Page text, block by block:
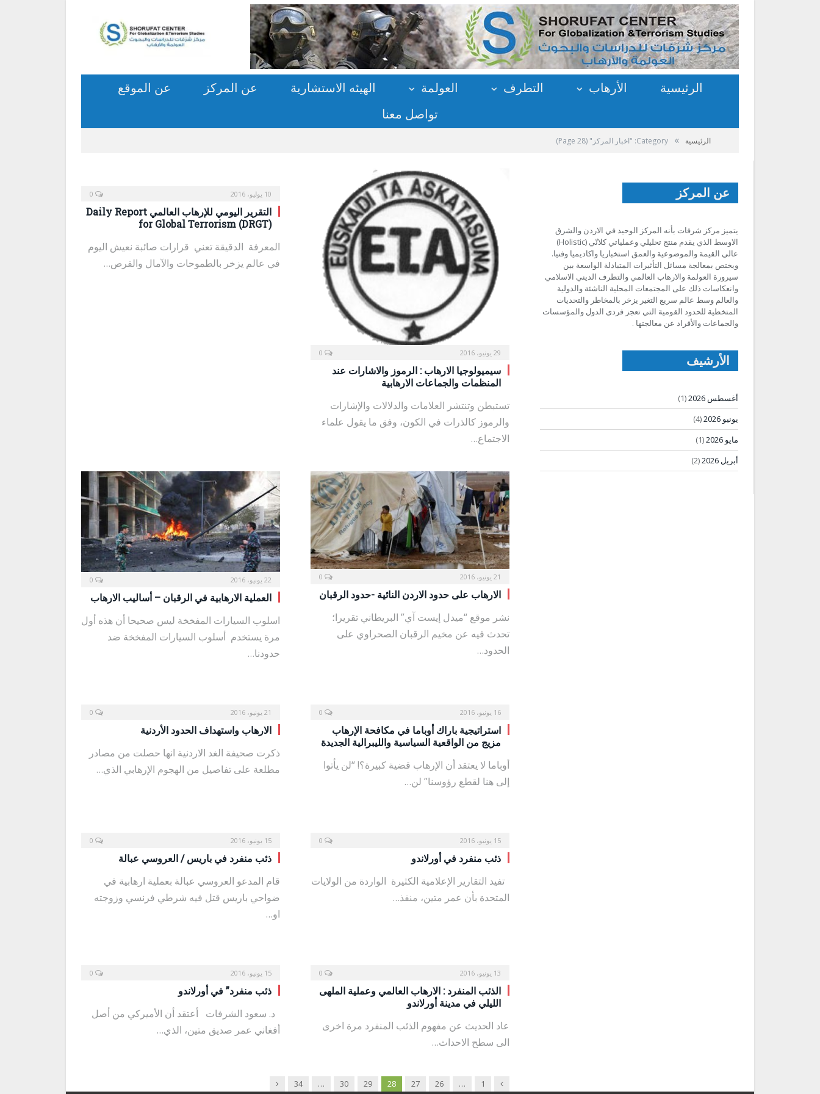
الرئيسية الأرهاب التطرف العولمة الهيئه الاستشارية عن المركز
عن الموقع
تواصل معنا
الرئيسية » Category: "اخبار المركز" (Page 28)
10 يوليو، 2016
التقرير اليومي للإرهاب العالمي Daily Report
for Global Terrorism (DRGT)
المعرفة الدقيقة تعني قرارات صائبة نعيش اليوم
في عالم يزخر بالطموحات والآمال والفرص…
29 يونيو، 2016
سيميولوجيا الارهاب : الرموز والاشارات عند
المنظمات والجماعات الارهابية
تستبطن وتنتشر العلامات والدلالات والإشارات
والرموز كالذرات في الكون، وفق ما يقول علماء
الاجتماع…
22 يونيو، 2016
العملية الارهابية في الرقبان – أساليب الارهاب
اسلوب السيارات المفخخة ليس صحيحا أن هذه أول
مرة يستخدم أسلوب السيارات المفخخة ضد
حدودنا…
21 يونيو، 2016
الارهاب على حدود الاردن النائية -حدود الرقبان
نشر موقع “ميدل إيست آي” البريطاني تقريرا؛
تحدث فيه عن مخيم الرقبان الصحراوي على
الحدود…
21 يونيو، 2016
الارهاب واستهداف الحدود الأردنية
ذكرت صحيفة الغد الاردنية انها حصلت من مصادر
مطلعة على تفاصيل من الهجوم الإرهابي الذي…
16 يونيو، 2016
استراتيجية باراك أوباما في مكافحة الإرهاب
مزيج من الواقعية السياسية والليبرالية الجديدة
أوباما لا يعتقد أن الإرهاب قضية كبيرة؟! “لن يأتوا
إلى هنا لقطع رؤوسنا” لن…
15 يونيو، 2016
ذئب منفرد في باريس / العروسي عبالة
قام المدعو العروسي عبالة بعملية ارهابية في
ضواحي باريس قتل فيه شرطي فرنسي وزوجته
او…
15 يونيو، 2016
ذئب منفرد في أورلاندو
تفيد التقارير الإعلامية الكثيرة الواردة من الولايات
المتحدة بأن عمر متين، منفذ…
15 يونيو، 2016
ذئب منفرد” في أورلاندو
د. سعود الشرفات أعتقد أن الأميركي من أصل
أفغاني عمر صديق متين، الذي…
13 يونيو، 2016
الذئب المنفرد : الارهاب العالمي وعملية الملهى
الليلي في مدينة أورلاندو
عاد الحديث عن مفهوم الذئب المنفرد مرة اخرى
الى سطح الاحداث…
Previous
1
…
26
27
28
29
30
…
34
Next
عن المركز
يتميز مركز شرفات بأنه المركز الوحيد في الاردن والشرق
الاوسط الذي يقدم منتج تحليلي وعملياتي كلانّي (Holistic)
عالي القيمة والموضوعية والعمق استخباريا واكاديميا وفنيا.
ويختص بمعالجة مسائل التأثيرات المتبادلة الواسعة بين
سيرورة العولمة والارهاب العالمي والتطرف الديني الاسلامي
وانعكاسات ذلك على المجتمعات المحلية الناشئة والدولية
والعالم وسط عالم سريع التغير يزخر بالمخاطر والتحديات
المتخطية للحدود القومية التي تعجز فردى الدول والمؤسسات
والجماعات والأفراد عن معالجتها .
الأرشيف
أغسطس 2026
(1)
يونيو 2026
(4)
مايو 2026
(1)
أبريل 2026
(2)